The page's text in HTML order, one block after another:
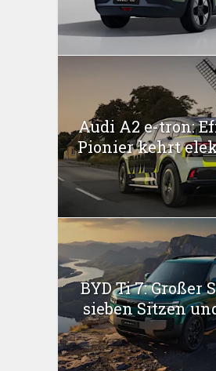
Audi A2 e-tron:
Pionier kehrt
BYD Ti 7: Großer
sieben Sitzen